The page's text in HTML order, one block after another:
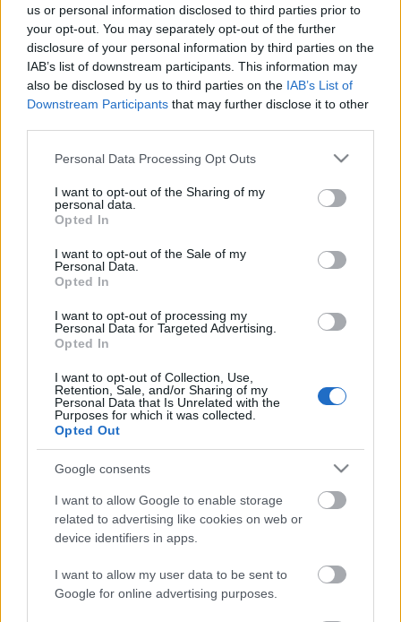
us or personal information disclosed to third parties prior to
your opt-out. You may separately opt-out of the further
disclosure of your personal information by third parties on the
IAB’s list of downstream participants. This information may
also be disclosed by us to third parties on the IAB’s List of
Downstream Participants that may further disclose it to other
Please note that this website/app uses one or more Google
not limited to your visit or usage behaviour. You may click to
grant or deny consent to Google and its third-party tags to
use your data for below specified purposes in below Google
consent section.
Personal Data Processing Opt Outs
I want to opt-out of the Sharing of my
personal data.
Opted In
I want to opt-out of the Sale of my
Personal Data.
Opted In
I want to opt-out of processing my
Personal Data for Targeted Advertising.
Opted In
I want to opt-out of Collection, Use,
Retention, Sale, and/or Sharing of my
Personal Data that Is Unrelated with the
Purposes for which it was collected.
Opted Out
Google consents
I want to allow Google to enable storage
related to advertising like cookies on web or
device identifiers in apps.
I want to allow my user data to be sent to
Google for online advertising purposes.
Címkék:kultúra szabadság művészet
szabadságjogok
kulturális örökség szabad kultúra szabad licenc szabad
művészet Libre Art szabad zene CSOdAKult
Ajánlott bejegyzések:
Tánccirkusz decembertől: Tánc a hóban
Lenyúlhatók az elektronikus személyi
adatai!